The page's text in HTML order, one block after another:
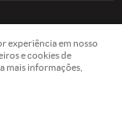
0001-60
experiência em nosso
e cookies de
mais informações,